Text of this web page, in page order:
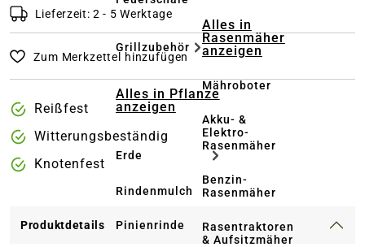
Grillzubehör
Alles in Pflanze
anzeigen
Erde
Rindenmulch
Pinienrinde
Alles in
Rasenmäher
anzeigen
Mähroboter
Akku- &
Elektro-
Rasenmäher
Benzin-
Rasenmäher
Rasentraktoren
& Aufsitzmäher
Lieferzeit: 2 - 5 Werktage
Zum Merkzettel hinzufügen
Reißfest
Witterungsbeständig
Knotenfest
Produktdetails